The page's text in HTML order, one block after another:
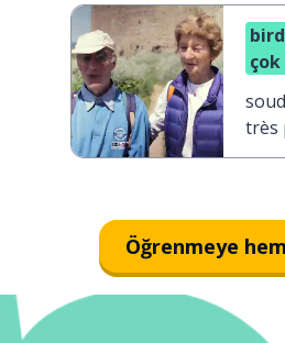
très
Öğrenmeye